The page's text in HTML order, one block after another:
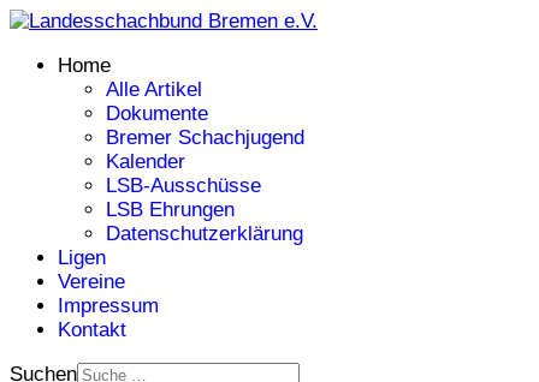
Home
Alle Artikel
Dokumente
Bremer Schachjugend
Kalender
LSB-Ausschüsse
LSB Ehrungen
Datenschutzerklärung
Ligen
Vereine
Impressum
Kontakt
Suchen